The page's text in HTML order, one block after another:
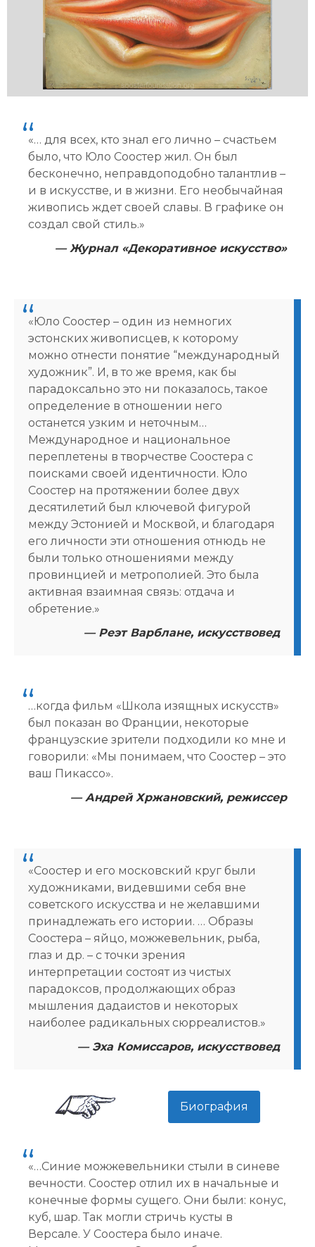
«… для всех, кто знал его лично – счастьем
было, что Юло Соостер жил. Он был
бесконечно, неправдоподобно талантлив –
и в искусстве, и в жизни. Его необычайная
живопись ждет своей славы. В графике он
создал свой стиль.»
— Журнал «Декоративное искусство»
«Юло Соостер – один из немногих
эстонских живописцев, к которому
можно отнести понятие “международный
художник”. И, в то же время, как бы
парадоксально это ни показалось, такое
определение в отношении него
останется узким и неточным…
Международное и национальное
переплетены в творчестве Соостера с
поисками своей идентичности. Юло
Соостер на протяжении более двух
десятилетий был ключевой фигурой
между Эстонией и Москвой, и благодаря
его личности эти отношения отнюдь не
были только отношениями между
провинцией и метрополией. Это была
активная взаимная связь: отдача и
обретение.»
— Реэт Варблане, искусствовед
…когда фильм «Школа изящных искусств»
был показан во Франции, некоторые
французские зрители подходили ко мне и
говорили: «Мы понимаем, что Соостер – это
ваш Пикассо».
— Андрей Хржановский, режиссер
«Соостер и его московский круг были
художниками, видевшими себя вне
советского искусства и не желавшими
принадлежать его истории. … Образы
Соостера – яйцо, можжевельник, рыба,
глаз и др. – с точки зрения
интерпретации состоят из чистых
парадоксов, продолжающих образ
мышления дадаистов и некоторых
наиболее радикальных сюрреалистов.»
— Эха Комиссаров, искусствовед
Биография
«…Синие можжевельники стыли в синеве
вечности. Соостер отлил их в начальные и
конечные формы сущего. Они были: конус,
куб, шар. Так могли стричь кусты в
Версале. У Соостера было иначе.